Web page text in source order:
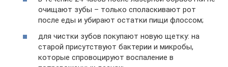
очищают зубы – только споласкивают рот
после еды и убирают остатки пищи флоссом;
для чистки зубов покупают новую щетку: на
старой присутствуют бактерии и микробы,
которые спровоцируют воспаление в